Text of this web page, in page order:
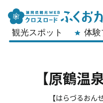
観光スポット 体験
【原鶴
【はらづるお